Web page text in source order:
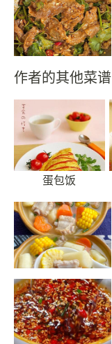
作者的其他菜谱
蛋包饭